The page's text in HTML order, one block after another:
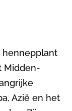
hennepplant
Midden-
Azië en het